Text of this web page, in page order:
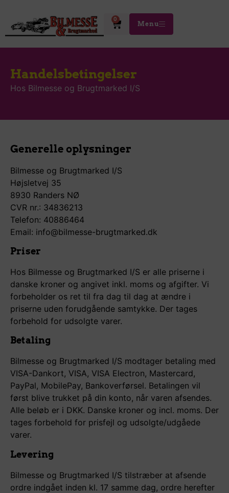
0
Menu
Handelsbetingelser
Hos Bilmesse og Brugtmarked I/S
Generelle oplysninger
Bilmesse og Brugtmarked I/S
Højsletvej 35
8930 Randers NØ
CVR nr.: 34836213
Telefon: 40886464
Email: info@bilmesse-brugtmarked.dk
Priser
Hos Bilmesse og Brugtmarked I/S er alle priserne i
danske kroner og angivet inkl. moms og afgifter. Vi
forbeholder os ret til fra dag til dag at ændre i
priserne uden forudgående samtykke. Der tages
forbehold for udsolgte varer.
Betaling
Bilmesse og Brugtmarked I/S modtager betaling med
VISA-Dankort, VISA, VISA Electron, Mastercard,
PayPal, MobilePay, Bankoverførsel. Betalingen vil
først blive trukket på din konto, når varen afsendes.
Alle beløb er i DKK. Danske kroner og incl. moms. Der
tages forbehold for prisfejl og udsolgte/udgåede
varer.
Levering
Bilmesse og Brugtmarked I/S tilstræber at afsende
ordre indgået inden kl. 17 samme dag, ordre herefter